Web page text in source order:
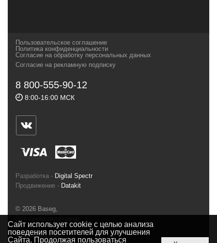
и взыскательных путешественников,
спортсменов и отдыхающих.
Геннадьевич
ИНН 590300057023 ОГРН 304590319000121
ул.Советская, 25, магазин Басег.
Тел./факс (342) 2101242
Пользовательское соглашение
Политика конфиденциальности
Согласие на обработку персональных данных
Согласие на рекламную подписку
8 800-555-90-12
8:00-16:00 МСК
Разработка - Digital Spectr
Продвижение - Datakit
© 2026 Baseg,
Полная версия
Сайт использует cookie с целью анализа
поведения посетителей для улучшения
Сайта. Продолжая пользоваться